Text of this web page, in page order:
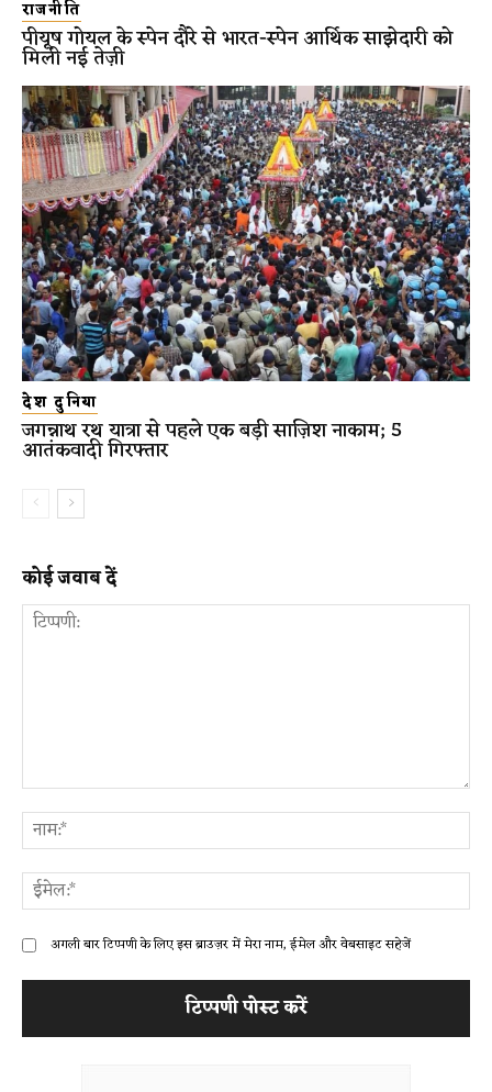
राजनीति
पीयूष गोयल के स्पेन दौरे से भारत-स्पेन आर्थिक साझेदारी को
मिली नई तेज़ी
देश दुनिया
जगन्नाथ रथ यात्रा से पहले एक बड़ी साज़िश नाकाम; 5
आतंकवादी गिरफ्तार
कोई जवाब दें
अगली बार टिप्पणी के लिए इस ब्राउज़र में मेरा नाम, ईमेल और वेबसाइट सहेजें